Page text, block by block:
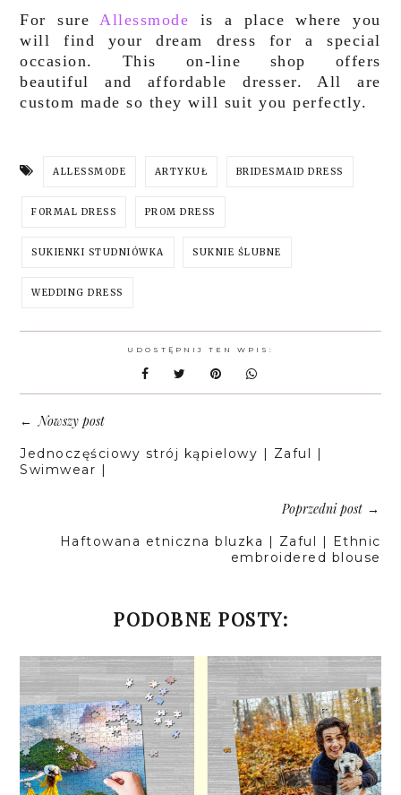
For sureAllessmode is a place where you
will find your dream dress for a special
occasion. This on-line shop offers
beautiful and affordable dresser. All are
custom made so they will suit you perfectly.
ALLESSMODE ARTYKUŁ BRIDESMAID DRESS
FORMAL DRESS PROM DRESS
SUKIENKI STUDNIÓWKA SUKNIE ŚLUBNE
WEDDING DRESS
UDOSTĘPNIJ TEN WPIS:
←Nowszy post
Jednoczęściowy strój kąpielowy | Zaful |
Swimwear |
Poprzedni post→
Haftowana etniczna bluzka | Zaful | Ethnic
embroidered blouse
PODOBNE POSTY: